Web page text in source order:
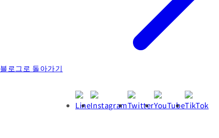
블로그로 돌아가기